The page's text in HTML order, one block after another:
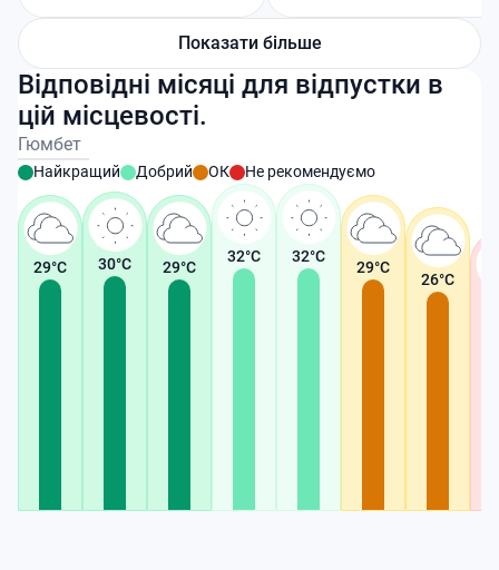
východom slnka
Показати більше
Відповідні місяці для відпустки в
цій місцевості.
Гюмбет
Найкращий Добрий ОК Не рекомендуємо
29°C 30°C 29°C
32°C 32°C
29°C
26°C